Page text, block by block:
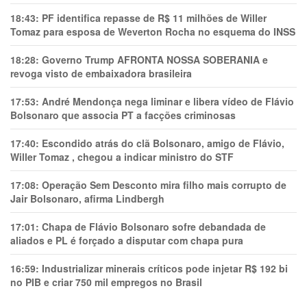
18:43: PF identifica repasse de R$ 11 milhões de Willer
Tomaz para esposa de Weverton Rocha no esquema do INSS
18:28: Governo Trump AFRONTA NOSSA SOBERANIA e
revoga visto de embaixadora brasileira
17:53: André Mendonça nega liminar e libera vídeo de Flávio
Bolsonaro que associa PT a facções criminosas
17:40: Escondido atrás do clã Bolsonaro, amigo de Flávio,
Willer Tomaz , chegou a indicar ministro do STF
17:08: Operação Sem Desconto mira filho mais corrupto de
Jair Bolsonaro, afirma Lindbergh
17:01: Chapa de Flávio Bolsonaro sofre debandada de
aliados e PL é forçado a disputar com chapa pura
16:59: Industrializar minerais críticos pode injetar R$ 192 bi
no PIB e criar 750 mil empregos no Brasil